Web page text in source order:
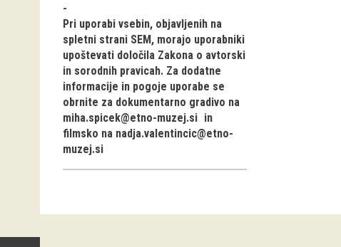
Pri uporabi vsebin, objavljenih na
spletni strani SEM, morajo uporabniki
upoštevati določila Zakona o avtorski
in sorodnih pravicah. Za dodatne
informacije in pogoje uporabe se
obrnite za dokumentarno gradivo na
miha.spicek@etno-muzej.si in
filmsko na nadja.valentincic@etno-
muzej.si